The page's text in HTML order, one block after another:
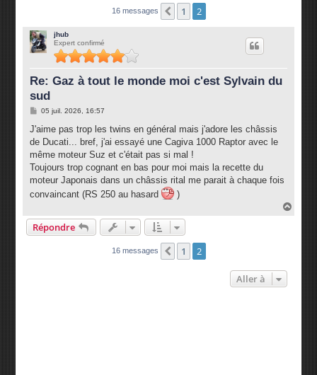
16 messages Précédente
1 2
jhub
Expert confirmé
Re: Gaz à tout le monde moi c'est Sylvain du
sud
M
s
a
g
05 juil. 2026, 16:57
J'aime pas trop les twins en général mais j'adore les châssis
de Ducati... bref, j'ai essayé une Cagiva 1000 Raptor avec le
même moteur Suz et c'était pas si mal !
Toujours trop cognant en bas pour moi mais la recette du
moteur Japonais dans un châssis rital me parait à chaque fois
convaincant (RS 250 au hasard
)
Répondre
16 messages Précédente
1 2
Aller à